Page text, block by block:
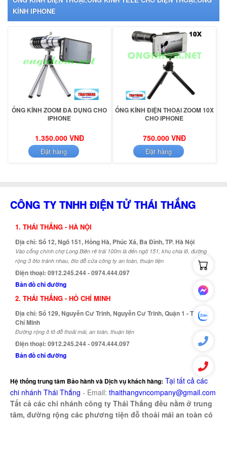
vời này.
Công ty điện tử thái thắng luôn luôn cam kết bánống kinh
tele cho điện thoại iphone giá rẻ
nhất trên thị trường hiện này.
Ống kính chính hang được sản xuất tại Nhật Bản (Made in Japan)
KÍNH IPHONE
ỐNG KÍNH ZOOM ĐA DỤNG CHO
IPHONE
1.350.000 VNĐ
Đặt hàng
ỐNG KÍNH ĐIỆN THOẠI ZOOM 10X
CHO IPHONE
750.000 VNĐ
Đặt hàng
CÔNG TY TNHH ĐIỆN TỬ THÁI THẮNG
1. THÁI THẮNG - HÀ NỘI
Địa chỉ: Số 12, Ngõ 151, Hồng Hà, Phúc Xá, Ba Đình, TP. Hà Nội
Vào cổng chính chợ Long Biên rẽ trái 100m là đến ngõ 151, khu chia lô, đường
rộng 3 ôto tránh nhau, ôto đỗ cửa công ty an toàn, thuận tiện
Điện thoại: 0912.245.244 - 0974.444.097
Bản đồ chỉ đường
2. THÁI THẮNG - HỒ CHÍ MINH
Địa chỉ: Số 129, Nguyễn Cư Trinh, Nguyễn Cư Trinh, Quận 1 - TP. Hồ
Chí Minh
Đường rộng ô tô đỗ thoải mái, an toàn, thuận tiện
Điện thoại: 0912.245.244 - 0974.444.097
Bản đồ chỉ đường
Hệ thống trung tâm Bảo hành và Dịch vụ khách hàng: Tại tất cả các
chi nhánh Thái Thắng - Email: thaithangvncompany@gmail.com
Tất cả các chi nhánh công ty Thái Thắng đều nằm ở trung
tâm, đường rộng các phương tiện đỗ thoải mái an toàn có